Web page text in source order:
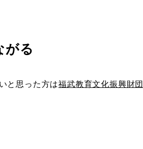
がる
と思った方は福武教育文化振興財団